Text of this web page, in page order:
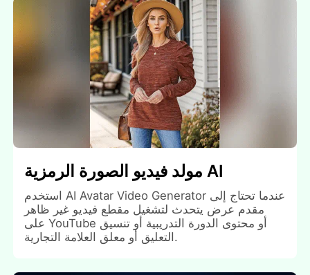
مولد فيديو الصورة الرمزية AI
استخدم AI Avatar Video Generator عندما تحتاج إلى
مقدم عرض يتحدث لتشغيل مقطع فيديو غير ظاهر
على YouTube أو محتوى الدورة التدريبية أو تنسيق
التعليق أو معلق العلامة التجارية.